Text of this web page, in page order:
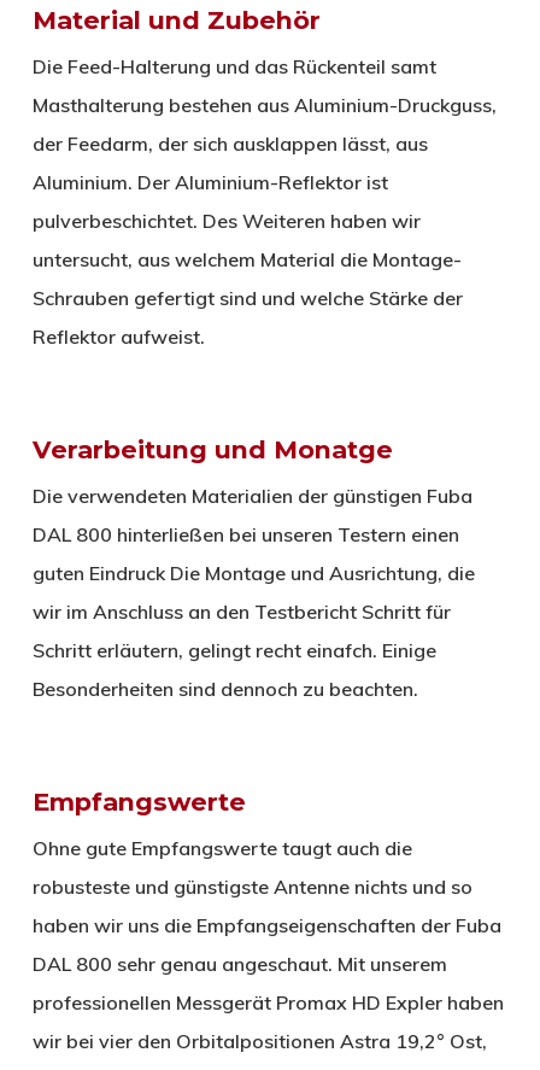
Material und Zubehör
Die Feed-Halterung und das Rückenteil samt
Masthalterung bestehen aus Aluminium-Druckguss,
der Feedarm, der sich ausklappen lässt, aus
Aluminium. Der Aluminium-Reflektor ist
pulverbeschichtet. Des Weiteren haben wir
untersucht, aus welchem Material die Montage-
Schrauben gefertigt sind und welche Stärke der
Reflektor aufweist.
Verarbeitung und Monatge
Die verwendeten Materialien der günstigen Fuba
DAL 800 hinterließen bei unseren Testern einen
guten Eindruck Die Montage und Ausrichtung, die
wir im Anschluss an den Testbericht Schritt für
Schritt erläutern, gelingt recht einafch. Einige
Besonderheiten sind dennoch zu beachten.
Empfangswerte
Ohne gute Empfangswerte taugt auch die
robusteste und günstigste Antenne nichts und so
haben wir uns die Empfangseigenschaften der Fuba
DAL 800 sehr genau angeschaut. Mit unserem
professionellen Messgerät Promax HD Expler haben
wir bei vier den Orbitalpositionen Astra 19,2° Ost,